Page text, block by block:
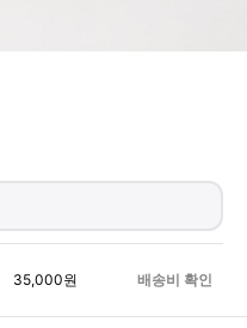
35,000원 배송비 확인